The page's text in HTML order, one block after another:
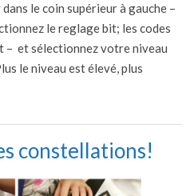
le coin supérieur à gauche –
le reglage bit; les codes
et sélectionnez votre niveau
le niveau est élevé, plus
constellations!